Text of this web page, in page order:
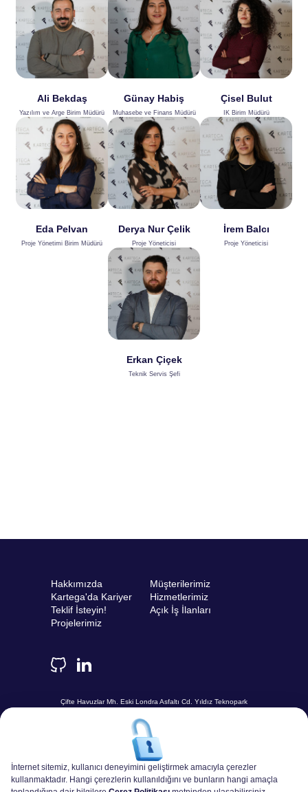
Ali Bekdaş
Yazılım ve Arge Birim Müdürü
Günay Habiş
Muhasebe ve Finans Müdürü
Çisel Bulut
IK Birim Müdürü
Eda Pelvan
Proje Yönetimi Birim Müdürü
Derya Nur Çelik
Proje Yöneticisi
İrem Balcı
Proje Yöneticisi
Erkan Çiçek
Teknik Servis Şefi
Hakkımızda
Müşterilerimiz
Kartega'da Kariyer
Hizmetlerimiz
Teklif İsteyin!
Açık İş İlanları
Projelerimiz
Çifte Havuzlar Mh. Eski Londra Asfaltı Cd. Yıldız Teknopark
İSTANBUL
Hadi Konuşalım +90 212 945 41 40
İnternet sitemiz, kullanıcı deneyimini geliştirmek amacıyla çerezler
kullanmaktadır. Hangi çerezlerin kullanıldığını ve bunların hangi amaçla